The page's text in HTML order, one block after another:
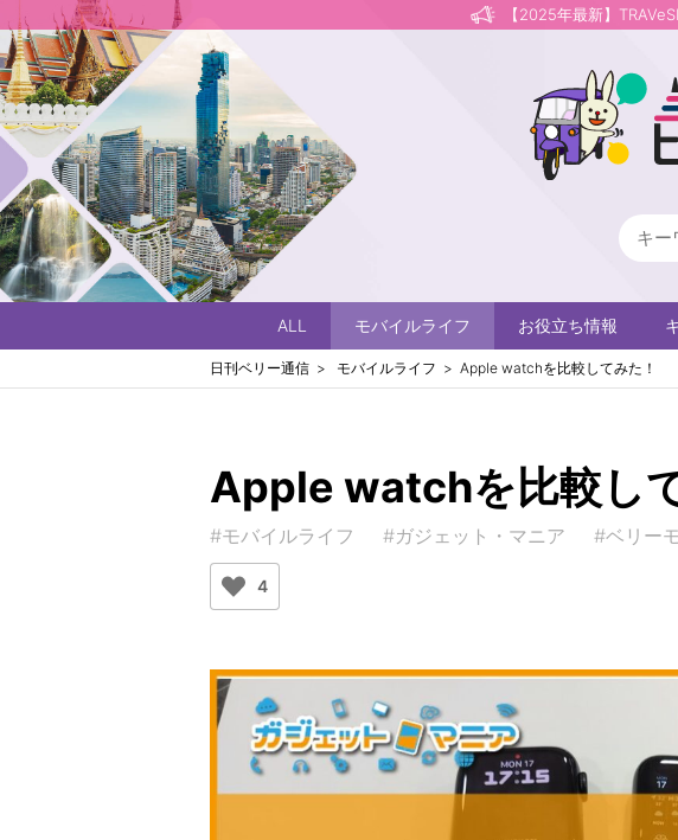
【2025年最新】
ALL モバイルライフ お役立ち情報
日刊ベリー通信 モバイルライフ Apple watchを比較してみた！
Apple watchを比較し
#モバイルライフ #ガジェット・マニア #ベリー
4